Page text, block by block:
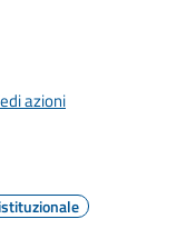
azioni